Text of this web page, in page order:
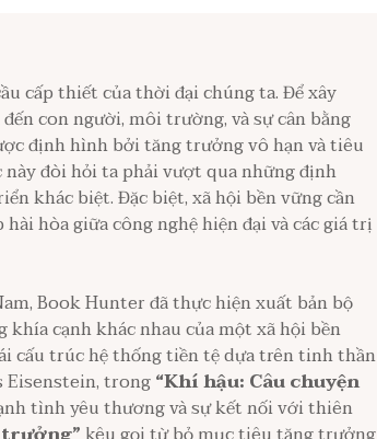
cấp thiết của thời đại chúng ta. Để xây
con người, môi trường, và sự cân bằng
định hình bởi tăng trưởng vô hạn và tiêu
đòi hỏi ta phải vượt qua những định
khác biệt. Đặc biệt, xã hội bền vững cần
hòa giữa công nghệ hiện đại và các giá trị
Book Hunter đã thực hiện xuất bản bộ
khía cạnh khác nhau của một xã hội bền
cấu trúc hệ thống tiền tệ dựa trên tinh thần
Eisenstein, trong“Khí hậu: Câu chuyện
tình yêu thương và sự kết nối với thiên